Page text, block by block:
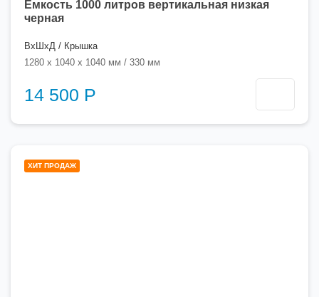
Емкость 1000 литров вертикальная низкая
черная
ВхШхД / Крышка
1280 x 1040 x 1040 мм / 330 мм
14 500 Р
ХИТ ПРОДАЖ